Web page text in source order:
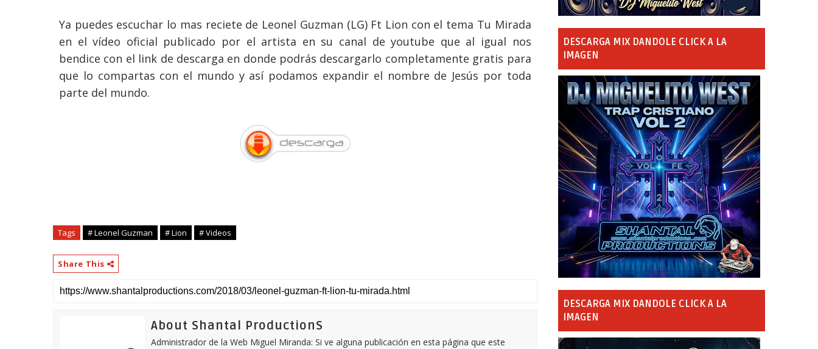
Ya puedes escuchar lo mas reciete de Leonel Guzman (LG) Ft Lion con el tema Tu Mirada
en elvídeo oficial publicado por el artista en su canal de youtube que al igual nos
bendice con el link de descarga en donde podrás descargarlo completamente gratis para
que lo compartas con el mundo y así podamos expandir el nombre de Jesús por toda
parte del mundo.
Tags # Leonel Guzman # Lion # Videos
Share This
About Shantal ProductionS
Administrador de la Web Miguel Miranda: Si ve alguna publicación en esta página que este
DESCARGA MIX DANDOLE CLICK A LA
IMAGEN
DESCARGA MIX DANDOLE CLICK A LA
IMAGEN